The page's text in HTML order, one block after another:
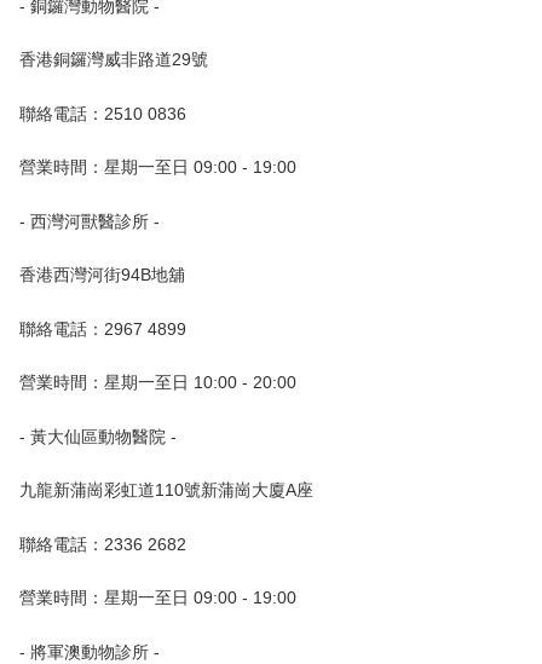
- 銅鑼灣動物醫院 -
香港銅鑼灣威非路道29號
聯絡電話：2510 0836
營業時間：星期一至日 09:00 - 19:00
- 西灣河獸醫診所 -
香港西灣河街94B地舖
聯絡電話：2967 4899
營業時間：星期一至日 10:00 - 20:00
- 黃大仙區動物醫院 -
九龍新蒲崗彩虹道110號新蒲崗大廈A座
聯絡電話：2336 2682
營業時間：星期一至日 09:00 - 19:00
- 將軍澳動物診所 -